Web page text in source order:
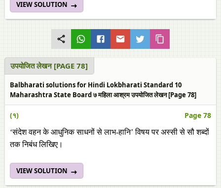
VIEW SOLUTION
उपयोजित लेखन [PAGE 78]
Balbharati solutions for Hindi Lokbharati Standard 10
Maharashtra State Board ७ महिला आश्रम उपयोजित लेखन [Page 78]
(१) Page 78
‘संदेश वहन के आधुनिक साधनों से लाभ-हानि’ विषय पर अस्सी से सौ शब्‍दों
तक निबंध लिखिए।
VIEW SOLUTION